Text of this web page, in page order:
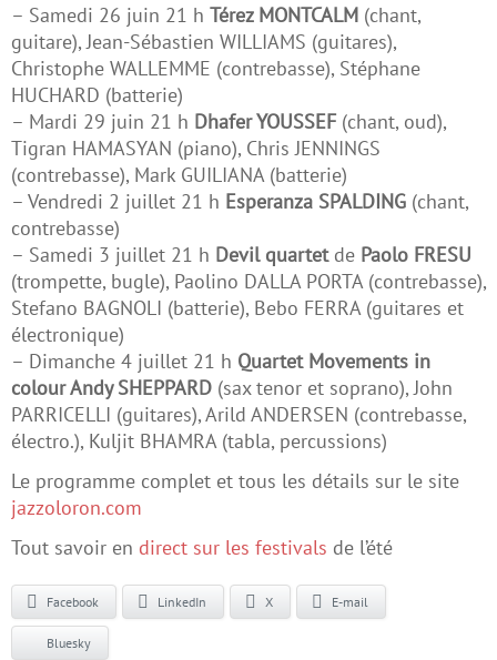
– Samedi 26 juin 21 h Térez MONTCALM (chant,
guitare), Jean-Sébastien WILLIAMS (guitares),
Christophe WALLEMME (contrebasse), Stéphane
HUCHARD (batterie)
– Mardi 29 juin 21 h Dhafer YOUSSEF (chant, oud),
Tigran HAMASYAN (piano), Chris JENNINGS
(contrebasse), Mark GUILIANA (batterie)
– Vendredi 2 juillet 21 h Esperanza SPALDING (chant,
contrebasse)
– Samedi 3 juillet 21 h Devil quartet de Paolo FRESU
(trompette, bugle), Paolino DALLA PORTA (contrebasse),
Stefano BAGNOLI (batterie), Bebo FERRA (guitares et
électronique)
– Dimanche 4 juillet 21 h Quartet Movements in
colour Andy SHEPPARD (sax tenor et soprano), John
PARRICELLI (guitares), Arild ANDERSEN (contrebasse,
électro.), Kuljit BHAMRA (tabla, percussions)
Le programme complet et tous les détails sur le site
jazzoloron.com
Tout savoir en direct sur les festivals de l’été
Facebook LinkedIn X E-mail
Bluesky